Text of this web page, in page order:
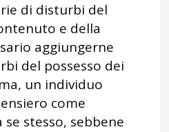
di disturbi del
e della
aggiungerne
del possesso dei
un individuo
come
stesso, sebbene